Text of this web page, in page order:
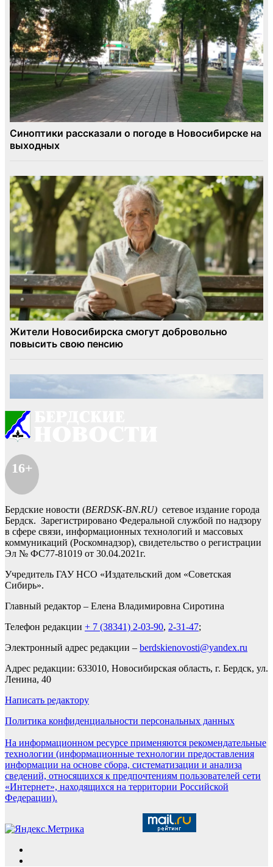
16+
Бердские новости (BERDSK-BN.RU) сетевое издание города
Бердск. Зарегистрировано Федеральной службой по надзору
в сфере связи, информационных технологий и массовых
коммуникаций (Роскомнадзор), свидетельство о регистрации
Эл № ФС77-81019 от 30.04.2021г.
Учредитель ГАУ НСО «Издательский дом «Советская
Сибирь».
Главный редактор – Елена Владимировна Сиротина
Телефон редакции + 7 (38341) 2-03-90, 2-31-47;
Электронный адрес редакции – berdskienovosti@yandex.ru
Адрес редакции: 633010, Новосибирская область, г. Бердск, ул.
Ленина, 40
Написать редактору
Политика конфиденциальности персональных данных
На информационном ресурсе применяются рекомендательные
технологии (информационные технологии предоставления
информации на основе сбора, систематизации и анализа
сведений, относящихся к предпочтениям пользователей сети
«Интернет», находящихся на территории Российской
Федерации).